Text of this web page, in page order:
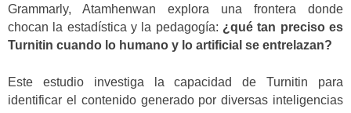
Grammarly, Atamhenwan explora una frontera donde
chocan la estadística y la pedagogía: ¿qué tan preciso es
Turnitin cuando lo humano y lo artificial se entrelazan?
Este estudio investiga la capacidad de Turnitin para
identificar el contenido generado por diversas inteligencias